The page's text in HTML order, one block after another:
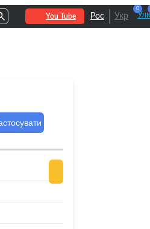
You Tube Рос Укр
0